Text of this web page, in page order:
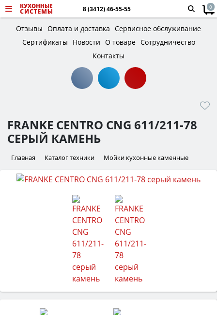
8 (3412) 46-55-55 0
Отзывы Оплата и доставка Сервисное обслуживание
Сертификаты
Новости О товаре Сотрудничество
Контакты
FRANKE CENTRO CNG 611/211-78
СЕРЫЙ КАМЕНЬ
Главная Каталог техники Мойки кухонные каменные